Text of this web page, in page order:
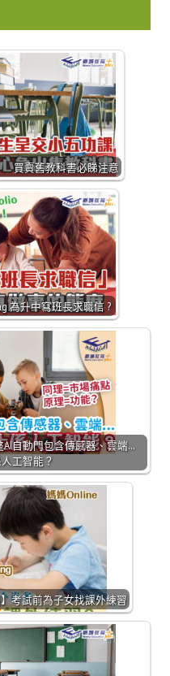
買賣舊教科書必睇注意
為升中寫班長求職信 ?
AI自動門包含傳感器、雲端…
工智能？
】考試前為子女找課外練習